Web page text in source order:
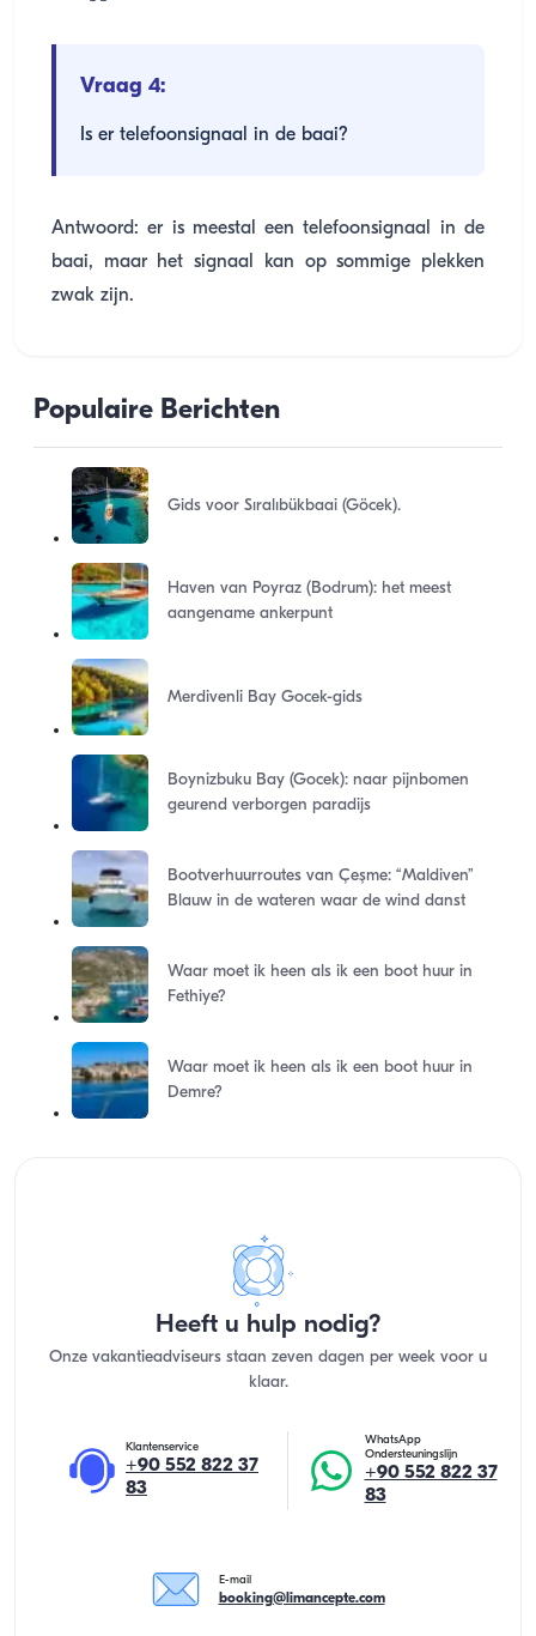
Vraag 4:
Is er telefoonsignaal in de baai?
Antwoord: er is meestal een telefoonsignaal in de
baai, maar het signaal kan op sommige plekken
zwak zijn.
Populaire Berichten
Gids voor Sıralıbükbaai (Göcek).
Haven van Poyraz (Bodrum): het meest
aangename ankerpunt
Merdivenli Bay Gocek-gids
Boynizbuku Bay (Gocek): naar pijnbomen
geurend verborgen paradijs
Bootverhuurroutes van Çeşme: “Maldiven”
Blauw in de wateren waar de wind danst
Waar moet ik heen als ik een boot huur in
Fethiye?
Waar moet ik heen als ik een boot huur in
Demre?
Heeft u hulp nodig?
Onze vakantieadviseurs staan zeven dagen per week voor u
klaar.
Klantenservice
+90 552 822 37
83
WhatsApp
Ondersteuningslijn
+90 552 822 37
83
E-mail
booking@limancepte.com